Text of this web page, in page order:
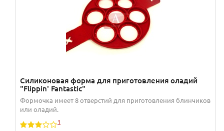
Силиконовая форма для приготовления оладий
"Flippin' Fantastic"
Формочка имеет 8 отверстий для приготовления блинчиков
или оладий.
1